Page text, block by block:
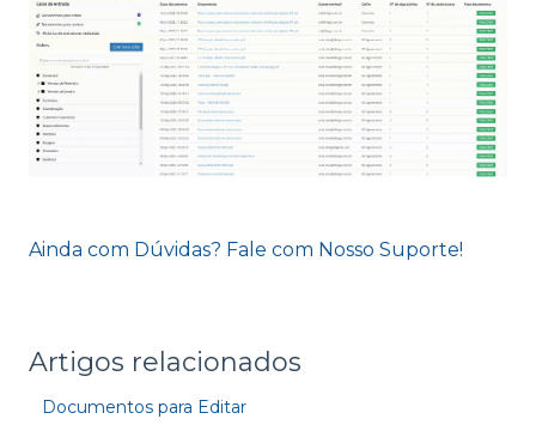
Ainda com Dúvidas? Fale com Nosso Suporte!
Artigos relacionados
Documentos para Editar